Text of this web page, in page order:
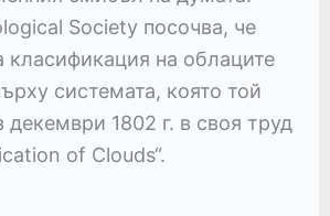
Society посочва, че
класификация на облаците
системата, която той
декември 1802 г. в своя труд
of Clouds“.